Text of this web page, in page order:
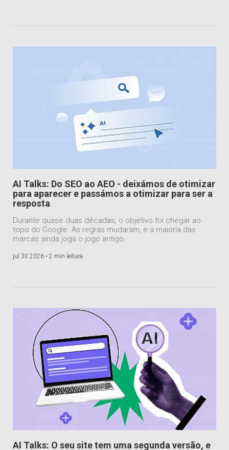
AI Talks: Do SEO ao AEO - deixámos de otimizar
para aparecer e passámos a otimizar para ser a
resposta
Durante quase duas décadas, o objetivo foi chegar ao
topo do Google. As regras mudaram, e a maioria das
marcas ainda joga o jogo antigo.
jul 30 2026 • 2 min leitura
AI Talks: O seu site tem uma segunda versão, e